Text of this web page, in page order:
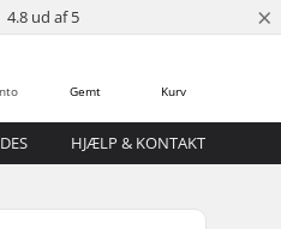
4.8 ud af 5 ×
Kurv
Gemt
HJÆLP & KONTAKT